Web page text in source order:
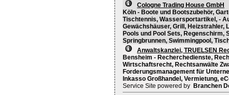
Cologne Trading House GmbH
Köln - Boote und Bootszubehör,
Tischtennis, Wassersportartikel, -
Gewächshäuser, Grill, Heizstrahler,
Pools und Pool Sets, Regenschirm,
Springbrunnen, Swimmingpool,
Anwaltskanzlei, TRUELSEN
Bensheim - Recherchedienste,
Wirtschaftsrecht, Rechtsanwälte
Forderungsmanagement für
Inkasso Großhandel, Vermietung,
Service Site powered by Branchen